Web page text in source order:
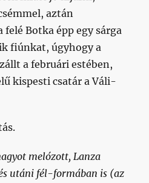
aztán
felé Botka épp egy sárga
fiúnkat, úgyhogy a
a februári estében,
kispesti csatár a Váli-
melózott, Lanza
utáni fél-formában is (az